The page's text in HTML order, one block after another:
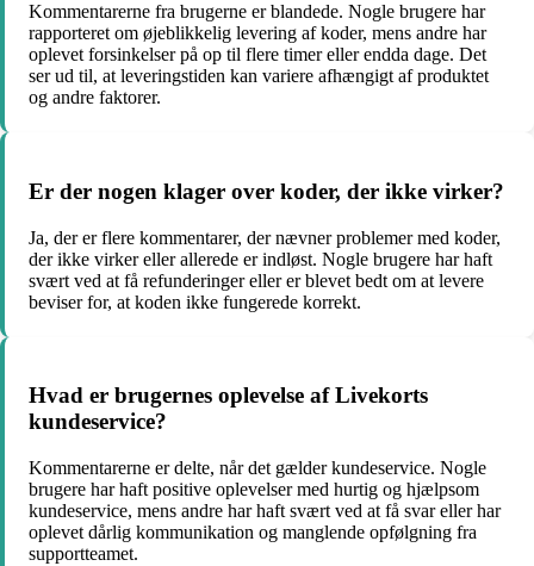
Kommentarerne fra brugerne er blandede. Nogle brugere har
rapporteret om øjeblikkelig levering af koder, mens andre har
oplevet forsinkelser på op til flere timer eller endda dage. Det
ser ud til, at leveringstiden kan variere afhængigt af produktet
og andre faktorer.
Er der nogen klager over koder, der ikke virker?
Ja, der er flere kommentarer, der nævner problemer med koder,
der ikke virker eller allerede er indløst. Nogle brugere har haft
svært ved at få refunderinger eller er blevet bedt om at levere
beviser for, at koden ikke fungerede korrekt.
Hvad er brugernes oplevelse af Livekorts
kundeservice?
Kommentarerne er delte, når det gælder kundeservice. Nogle
brugere har haft positive oplevelser med hurtig og hjælpsom
kundeservice, mens andre har haft svært ved at få svar eller har
oplevet dårlig kommunikation og manglende opfølgning fra
supportteamet.